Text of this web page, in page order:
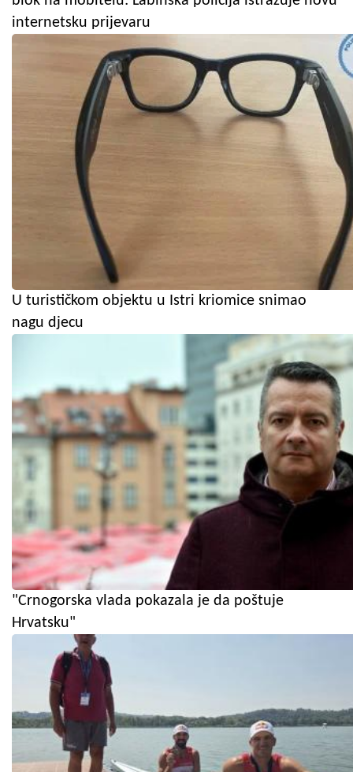
internetsku prijevaru
U turističkom objektu u Istri kriomice snimao
nagu djecu
"Crnogorska vlada pokazala je da poštuje
Hrvatsku"